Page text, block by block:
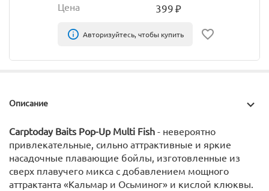
Цена 399₽
Авторизуйтесь, чтобы купить
Описание
Carptoday Baits Pop-Up Multi Fish - невероятно
привлекательные, сильно аттрактивные и яркие
насадочные плавающие бойлы, изготовленные из
сверх плавучего микса с добавлением мощного
аттрактанта «Кальмар и Осьминог» и кислой клюквы.